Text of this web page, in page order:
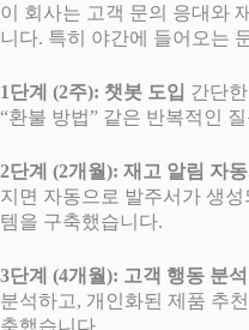
이 회사는 고객 문의 응대와
니다. 특히 야간에 들어오는
1단계 (2주): 챗봇 도입 간단
“환불 방법” 같은 반복적인
2단계 (2개월): 재고 알림 자
지면 자동으로 발주서가 생
템을 구축했습니다.
3단계 (4개월): 고객 행동 분석
분석하고, 개인화된 제품 추